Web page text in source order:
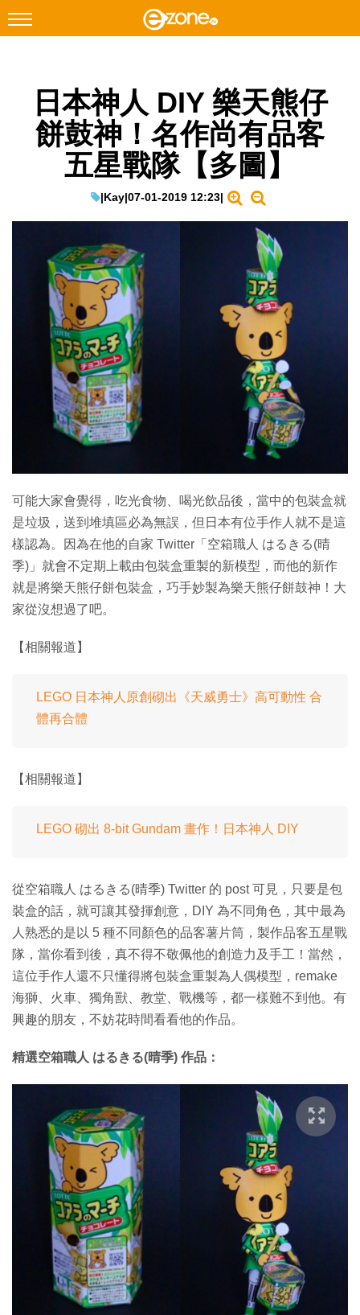
Facebook Instagram
科技焦點
教學評測
EduTech
IT Times
生成式AI與雲端應用
Enterprise Digital Transformation
日本神人 DIY 樂天熊仔
餅鼓神！名作尚有品客
五星戰隊【多圖】
|Kay|07-01-2019 12:23|
可能大家會覺得，吃光食物、喝光飲品後，當中的包裝盒就
是垃圾，送到堆填區必為無誤，但日本有位手作人就不是這
樣認為。因為在他的自家 Twitter「空箱職人 はるきる(晴
季)」就會不定期上載由包裝盒重製的新模型，而他的新作
就是將樂天熊仔餅包裝盒，巧手妙製為樂天熊仔餅鼓神！大
家從沒想過了吧。
【相關報道】
LEGO 日本神人原創砌出《天威勇士》高可動性 合
體再合體
【相關報道】
LEGO 砌出 8-bit Gundam 畫作！日本神人 DIY
從空箱職人 はるきる(晴季) Twitter 的 post 可見，只要是包
裝盒的話，就可讓其發揮創意，DIY 為不同角色，其中最為
人熟悉的是以 5 種不同顏色的品客薯片筒，製作品客五星戰
隊，當你看到後，真不得不敬佩他的創造力及手工！當然，
這位手作人還不只懂得將包裝盒重製為人偶模型，remake
海獅、火車、獨角獸、教堂、戰機等，都一樣難不到他。有
興趣的朋友，不妨花時間看看他的作品。
精選空箱職人 はるきる(晴季) 作品：